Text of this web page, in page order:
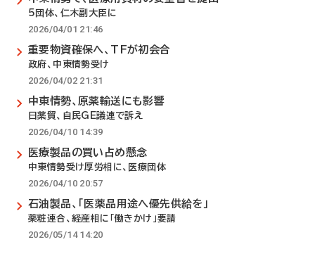
5団体、仁木副大臣に
2026/04/01 21:46
重要物資確保へ、TFが初会合
政府、中東情勢受け
2026/04/02 21:31
中東情勢、原薬輸送にも影響
日薬貿、自民GE議連で訴え
2026/04/10 14:39
医療製品の買い占め懸念
中東情勢受け厚労相に、医療団体
2026/04/10 20:57
石油製品、「医薬品用途へ優先供給を」
薬粧連合、経産相に「働きかけ」要請
2026/05/14 14:20